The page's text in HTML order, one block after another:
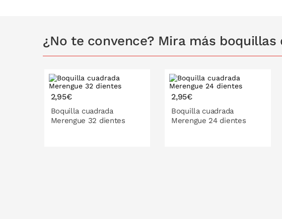
¿No te convence? Mira más boquillas
2,95€
Boquilla cuadrada
Merengue 32 dientes
2,95€
Boquilla cuadrada
Merengue 24 dientes